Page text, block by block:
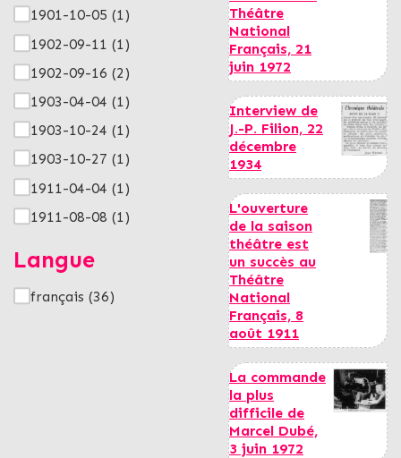
Théâtre
National
Français, 21
juin 1972
Interview de
J.-P. Filion, 22
décembre
1934
L'ouverture
de la saison
théâtre est
un succès au
Théâtre
National
Français, 8
août 1911
La commande
la plus
difficile de
Marcel Dubé,
3 juin 1972
1901-10-05(1)
1902-09-11(1)
1902-09-16(2)
1903-04-04(1)
1903-10-24(1)
1903-10-27(1)
1911-04-04(1)
1911-08-08(1)
Langue
français(36)